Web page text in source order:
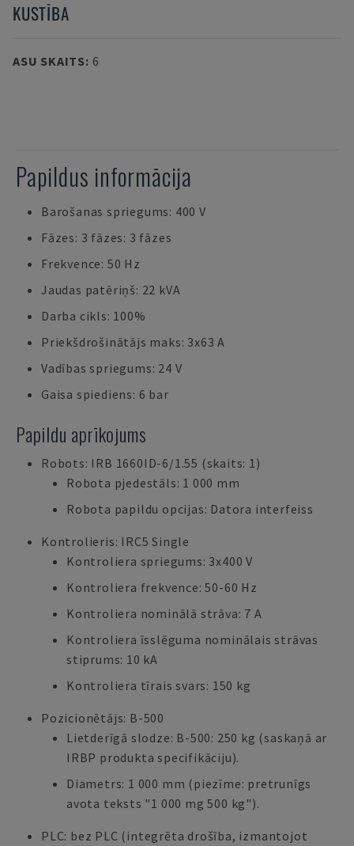
KUSTĪBA
ASU SKAITS: 6
Papildus informācija
Barošanas spriegums: 400 V
Fāzes: 3 fāzes: 3 fāzes
Frekvence: 50 Hz
Jaudas patēriņš: 22 kVA
Darba cikls: 100%
Priekšdrošinātājs maks: 3x63 A
Vadības spriegums: 24 V
Gaisa spiediens: 6 bar
Papildu aprīkojums
Robots: IRB 1660ID-6/1.55 (skaits: 1)
Robota pjedestāls: 1 000 mm
Robota papildu opcijas: Datora interfeiss
Kontrolieris: IRC5 Single
Kontroliera spriegums: 3x400 V
Kontroliera frekvence: 50-60 Hz
Kontroliera nominālā strāva: 7 A
Kontroliera īsslēguma nominālais strāvas
stiprums: 10 kA
Kontroliera tīrais svars: 150 kg
Pozicionētājs: B-500
Lietderīgā slodze: B-500: 250 kg (saskaņā ar
IRBP produkta specifikāciju).
Diametrs: 1 000 mm (piezīme: pretrunīgs
avota teksts "1 000 mg 500 kg").
PLC: bez PLC (integrēta drošība, izmantojot